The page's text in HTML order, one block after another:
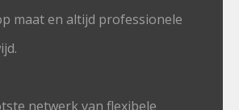
maat en altijd professionele
netwerk van flexibele